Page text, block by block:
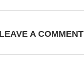
LEAVE A COMMENT